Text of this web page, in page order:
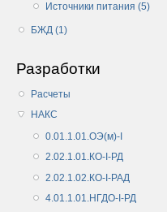
Источники питания (5)
БЖД (1)
Разработки
Расчеты
НАКС
0.01.1.01.ОЭ(м)-I
2.02.1.01.КО-I-РД
2.02.1.02.КО-I-РАД
4.01.1.01.НГДО-I-РД